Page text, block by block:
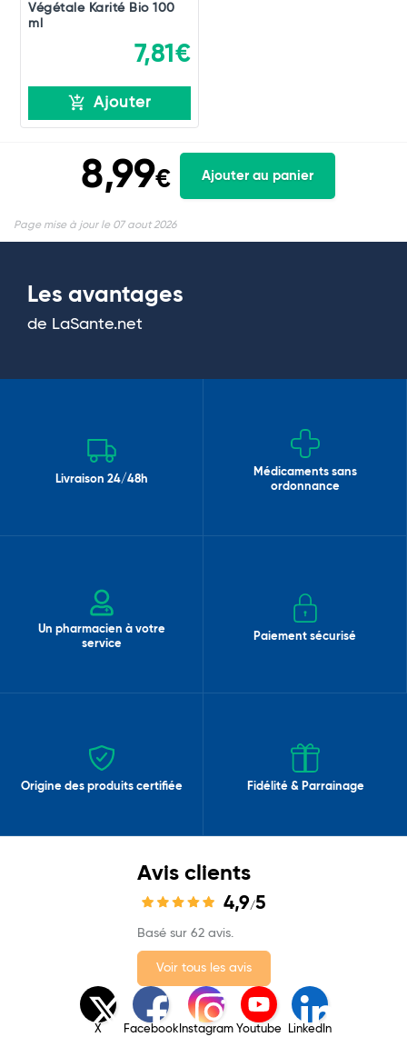
Végétale Karité Bio 100
ml
7,81€
Ajouter
8,99€ Ajouter au panier
Page mise à jour le 07 aout 2026
Les avantages
de LaSante.net
Livraison 24/48h
Médicaments sans
ordonnance
Un pharmacien à votre
service
Paiement sécurisé
Origine des produits certifiée Fidélité & Parrainage
Avis clients
4,9/5
Basé sur 62 avis.
Voir tous les avis
X Facebook Instagram Youtube LinkedIn